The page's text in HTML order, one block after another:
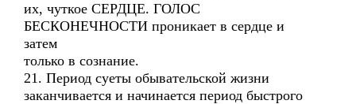
их, чуткое СЕРДЦЕ. ГОЛОС
БЕСКОНЕЧНОСТИ проникает в сердце и
затем
только в сознание.
21. Период суеты обывательской жизни
заканчивается и начинается период быстрого